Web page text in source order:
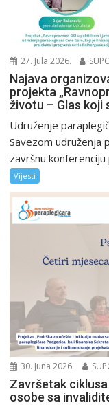
27. Jula 2026.
Najava
projekta
životu – Glas koji
Udruženje
Savezom udruženja
završnu
Vijesti
30. Juna 2026.
Završetak
osobe sa